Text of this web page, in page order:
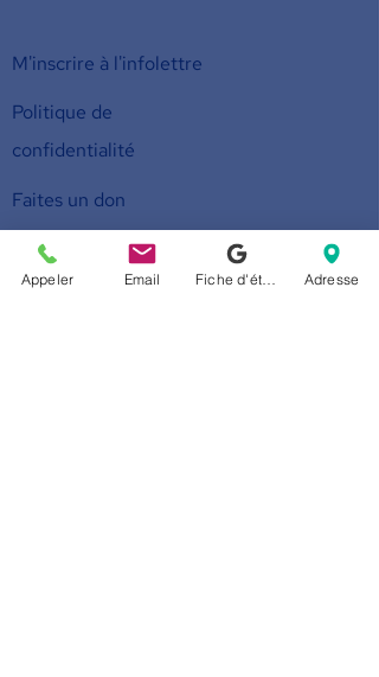
M'inscrire à l'infolettre
Politique de
confidentialité
Faites un don
Devenez membre
Nous appeler
Appeler Email Adresse